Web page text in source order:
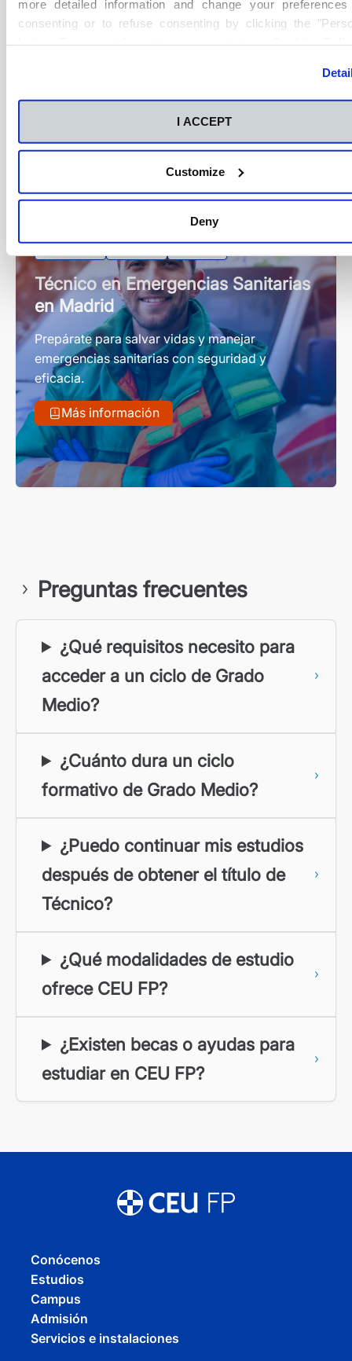
more detailed information and change your preferences
consenting or to refuse consenting by clicking the
I ACCEPT
Customize
Deny
¿Quieres ser Auxiliar de Enfermería y trabajar en
el sector sanitario?
Técnico en Emergencias Sanitarias
en Madrid
Prepárate para salvar vidas y manejar
emergencias sanitarias con seguridad y
eficacia.
Más información
Preguntas frecuentes
¿Qué requisitos necesito para
acceder a un ciclo de Grado
Medio?
¿Cuánto dura un ciclo
formativo de Grado Medio?
¿Puedo continuar mis estudios
después de obtener el título de
Técnico?
¿Qué modalidades de estudio
ofrece CEU FP?
¿Existen becas o ayudas para
estudiar en CEU FP?
Conócenos
Estudios
Campus
Admisión
Servicios e instalaciones